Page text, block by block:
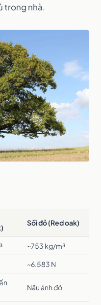
trong nhà.
Sồi đỏ (Red oak)
~753 kg/m³
~6.583 N
Nâu ánh đỏ